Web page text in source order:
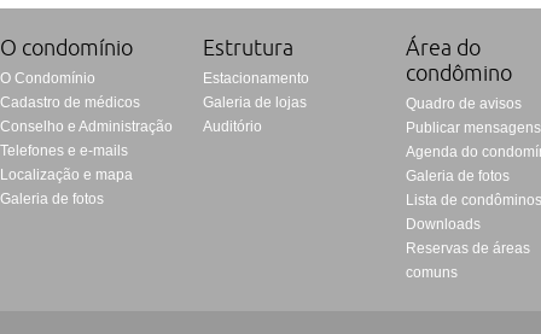
O condomí­nio
O Condomínio
Cadastro de médicos
Conselho e Administração
Telefones e e-mails
Localização e mapa
Galeria de fotos
Estrutura
Estacionamento
Galeria de lojas
Auditório
Área do
condômino
Quadro de avisos
Publicar mensagens
Agenda do
Galeria de fotos
Lista de
Downloads
Reservas de áreas
comuns